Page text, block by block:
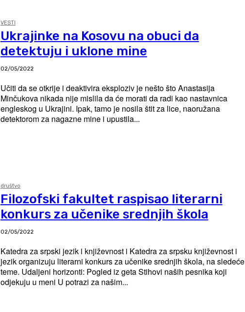
VESTI
Ukrajinke na Kosovu na obuci da
detektuju i uklone mine
02/05/2022
Učiti da se otkrije i deaktivira eksploziv je nešto što Anastasija
Minčukova nikada nije mislila da će morati da radi kao nastavnica
engleskog u Ukrajini. Ipak, tamo je nosila štit za lice, naoružana
detektorom za nagazne mine i upustila...
društvo
Filozofski fakultet raspisao literarni
konkurs za učenike srednjih škola
02/05/2022
Katedra za srpski jezik i književnost i Katedra za srpsku književnost i
jezik organizuju literarni konkurs za učenike srednjih škola, na sledeće
teme. Udaljeni horizonti: Pogled iz geta Stihovi naših pesnika koji
odjekuju u meni U potrazi za našim...